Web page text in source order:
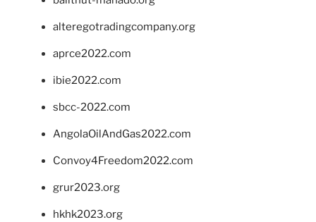
alteregotradingcompany.org
aprce2022.com
ibie2022.com
sbcc-2022.com
AngolaOilAndGas2022.com
Convoy4Freedom2022.com
grur2023.org
hkhk2023.org